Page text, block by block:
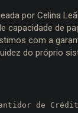
por Celina
de
com a
do próprio
de